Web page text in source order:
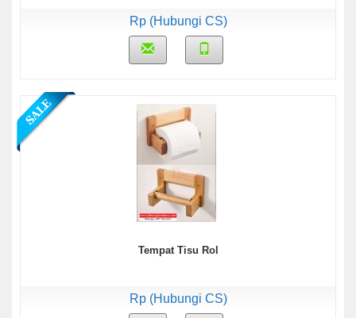
Rp (Hubungi CS)
Tempat Tisu Rol
Rp (Hubungi CS)